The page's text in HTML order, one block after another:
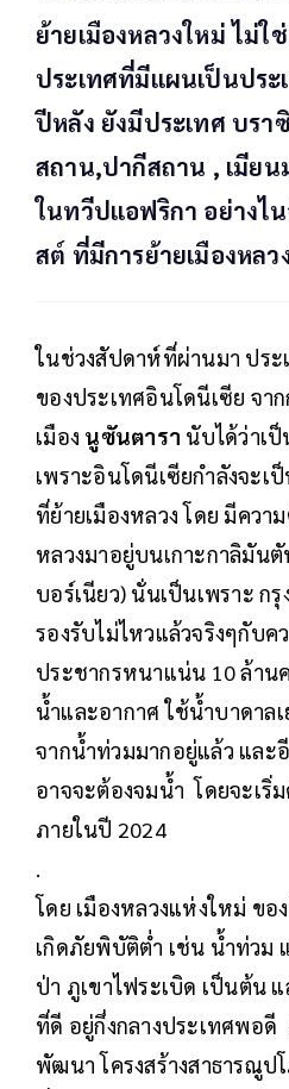
ย้ายเมืองหลวงใหม่ ไม่
ประเทศที่มีแผนเป็นประ
ปีหลัง ยังมีประเทศ บรา
สถาน,ปากีสถาน , เมียน
ในทวีปแอฟริกา อย่างไน
สต์ ที่มีการย้ายเมืองหลว
ในช่วงสัปดาห์ที่ผ่านมา ประ
ของประเทศอินโดนีเซีย จาก
เมือง นูซันตารา นับได้ว่าเ
เพราะอินโดนีเซียกำลังจะเ
ที่ย้ายเมืองหลวง โดย มีควา
หลวงมาอยู่บนเกาะกาลิมันตั
บอร์เนียว) นั่นเป็นเพราะ ก
รองรับไม่ไหวแล้วจริงๆกับ
ประชากรหนาแน่น 10 ล้าน
น้ำและอากาศ ใช้น้ำบาดาล
จากน้ำท่วมมากอยู่แล้ว และ
อาจจะต้องจมน้ำ โดยจะเริ่ม
ภายในปี 2024
.
โดย เมืองหลวงแห่งใหม่ ขอ
เกิดภัยพิบัติต่ำ เช่น น้ำท่วม
ป่า ภูเขาไฟระเบิด เป็นต้น
ที่ดี อยู่กึ่งกลางประเทศพอดี
พัฒนา โครงสร้างสาธารณูป